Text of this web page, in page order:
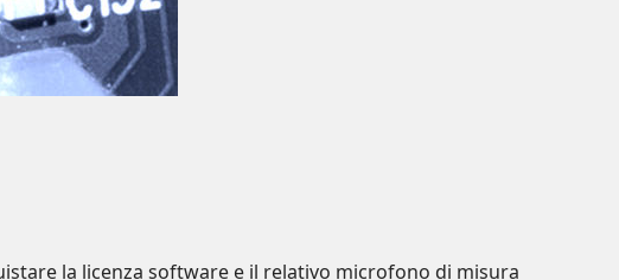
la licenza software e il relativo microfono di misura